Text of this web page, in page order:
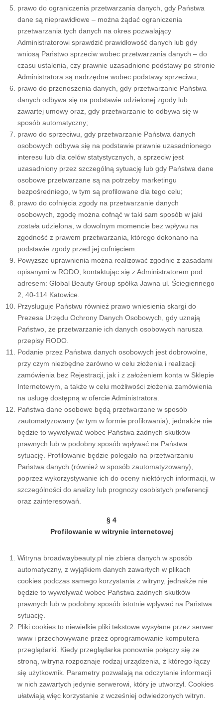
prawo do ograniczenia przetwarzania danych, gdy Państwa
dane są nieprawidłowe – można żądać ograniczenia
przetwarzania tych danych na okres pozwalający
Administratorowi sprawdzić prawidłowość danych lub gdy
wniosą Państwo sprzeciw wobec przetwarzania danych – do
czasu ustalenia, czy prawnie uzasadnione podstawy po stronie
Administratora są nadrzędne wobec podstawy sprzeciwu;
prawo do przenoszenia danych, gdy przetwarzanie Państwa
danych odbywa się na podstawie udzielonej zgody lub
zawartej umowy oraz, gdy przetwarzanie to odbywa się w
sposób automatyczny;
prawo do sprzeciwu, gdy przetwarzanie Państwa danych
osobowych odbywa się na podstawie prawnie uzasadnionego
interesu lub dla celów statystycznych, a sprzeciw jest
uzasadniony przez szczególną sytuację lub gdy Państwa dane
osobowe przetwarzane są na potrzeby marketingu
bezpośredniego, w tym są profilowane dla tego celu;
prawo do cofnięcia zgody na przetwarzanie danych
osobowych, zgodę można cofnąć w taki sam sposób w jaki
została udzielona, w dowolnym momencie bez wpływu na
zgodność z prawem przetwarzania, którego dokonano na
podstawie zgody przed jej cofnięciem.
Powyższe uprawnienia można realizować zgodnie z zasadami
opisanymi w RODO, kontaktując się z Administratorem pod
adresem: Global Beauty Group spółka Jawna ul. Ściegiennego
2, 40-114 Katowice.
Przysługuje Państwu również prawo wniesienia skargi do
Prezesa Urzędu Ochrony Danych Osobowych, gdy uznają
Państwo, że przetwarzanie ich danych osobowych narusza
przepisy RODO.
Podanie przez Państwa danych osobowych jest dobrowolne,
przy czym niezbędne zarówno w celu złożenia i realizacji
zamówienia bez Rejestracji, jak i z założeniem konta w Sklepie
Internetowym, a także w celu możliwości złożenia zamówienia
na usługę dostępną w ofercie Administratora.
Państwa dane osobowe będą przetwarzane w sposób
zautomatyzowany (w tym w formie profilowania), jednakże nie
będzie to wywoływać wobec Państwa żadnych skutków
prawnych lub w podobny sposób wpływać na Państwa
sytuację. Profilowanie będzie polegało na przetwarzaniu
Państwa danych (również w sposób zautomatyzowany),
poprzez wykorzystywanie ich do oceny niektórych informacji, w
szczególności do analizy lub prognozy osobistych preferencji
oraz zainteresowań.
§ 4
Profilowanie w witrynie internetowej
Witryna broadwaybeauty.pl nie zbiera danych w sposób
automatyczny, z wyjątkiem danych zawartych w plikach
cookies podczas samego korzystania z witryny, jednakże nie
będzie to wywoływać wobec Państwa żadnych skutków
prawnych lub w podobny sposób istotnie wpływać na Państwa
sytuację.
Pliki cookies to niewielkie pliki tekstowe wysyłane przez serwer
www i przechowywane przez oprogramowanie komputera
przeglądarki. Kiedy przeglądarka ponownie połączy się ze
stroną, witryna rozpoznaje rodzaj urządzenia, z którego łączy
się użytkownik. Parametry pozwalają na odczytanie informacji
w nich zawartych jedynie serwerowi, który je utworzył. Cookies
ułatwiają więc korzystanie z wcześniej odwiedzonych witryn.